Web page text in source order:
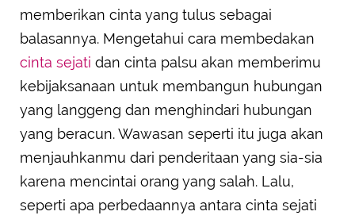
memberikan cinta yang tulus sebagai
balasannya. Mengetahui cara membedakan
cinta sejati dan cinta palsu akan memberimu
kebijaksanaan untuk membangun hubungan
yang langgeng dan menghindari hubungan
yang beracun. Wawasan seperti itu juga akan
menjauhkanmu dari penderitaan yang sia-sia
karena mencintai orang yang salah. Lalu,
seperti apa perbedaannya antara cinta sejati